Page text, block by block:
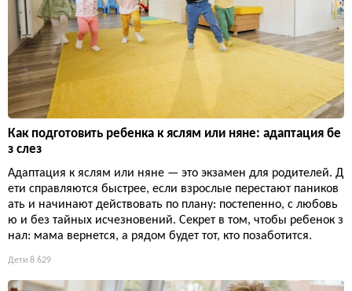
Как подготовить ребенка к яслям или няне: адаптация бе
з слез
Адаптация к яслям или няне — это экзамен для родителей. Д
ети справляются быстрее, если взрослые перестают паников
ать и начинают действовать по плану: постепенно, с любовь
ю и без тайных исчезновений. Секрет в том, чтобы ребенок з
нал: мама вернется, а рядом будет тот, кто позаботится.
Дети 8 629